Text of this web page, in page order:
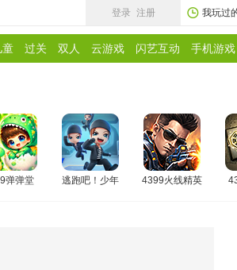
登录 注册 我玩过
童 过关 双人 云游戏 闪艺互动 手机游戏
弹弹堂 逃跑吧！少年 4399火线精英